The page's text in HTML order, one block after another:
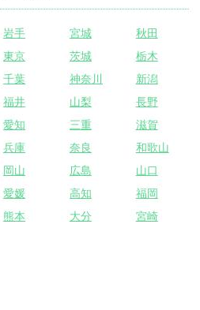
岩手 宮城
秋田
東京 茨城
栃木
千葉 神奈川
新潟
福井 山梨
長野
愛知 三重
滋賀
兵庫 奈良
和歌山
岡山 広島
山口
愛媛 高知
福岡
熊本 大分
宮崎